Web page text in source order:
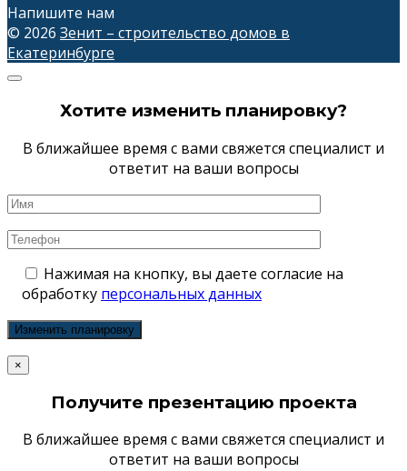
Напишите нам
© 2026 Зенит – строительство домов в
Екатеринбурге
Хотите изменить планировку?
В ближайшее время с вами свяжется специалист и
ответит на ваши вопросы
Нажимая на кнопку, вы даете согласие на
обработку персональных данных
×
Получите презентацию проекта
В ближайшее время с вами свяжется специалист и
ответит на ваши вопросы